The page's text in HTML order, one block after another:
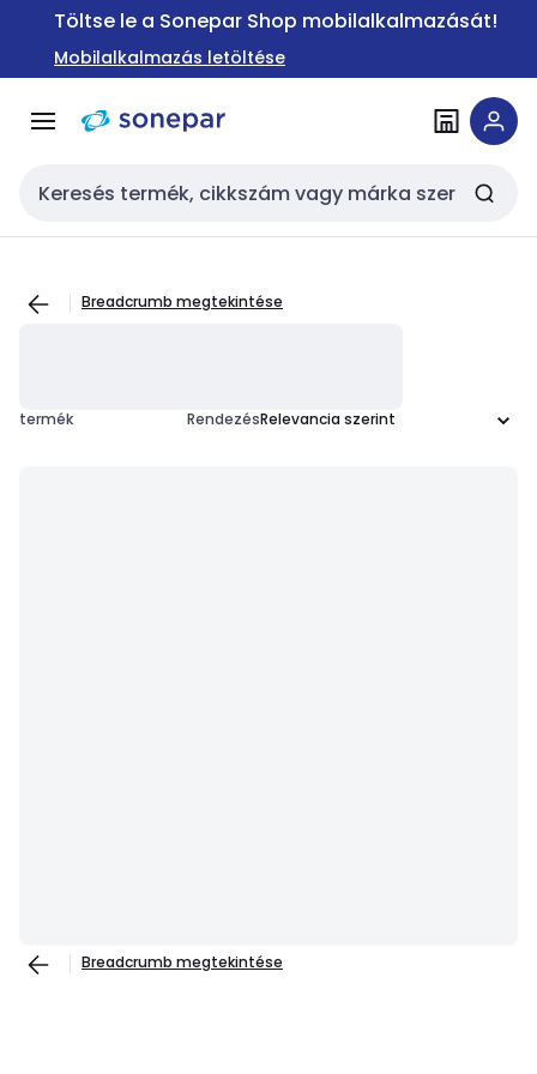
Ugrás a
Ugrás a
tartalomra
Töltse le a Sonepar Shop mobilalkalmazását!
Mobilalkalmazás letöltése
Keresési bemenet
Breadcrumb megtekintése
termék Rendezés
Breadcrumb megtekintése